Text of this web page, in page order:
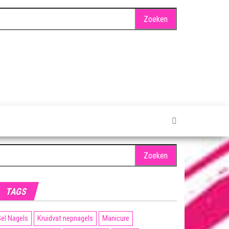
TAGS
Nagels Kruidvat nepnagels
Manicure